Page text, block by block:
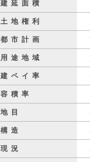
建延面積
土地権利
都市計画
用途地域
建ペイ率
容積率
地目
構造
現況